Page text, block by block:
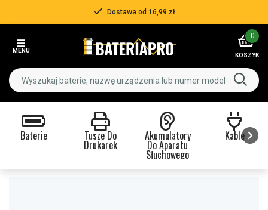
Dostawa od 16,99 zł
MENU
0
KOSZYK
Baterie Tusze Do
Drukarek
Akumulatory
Do Aparatu
Słuchowego
Kable